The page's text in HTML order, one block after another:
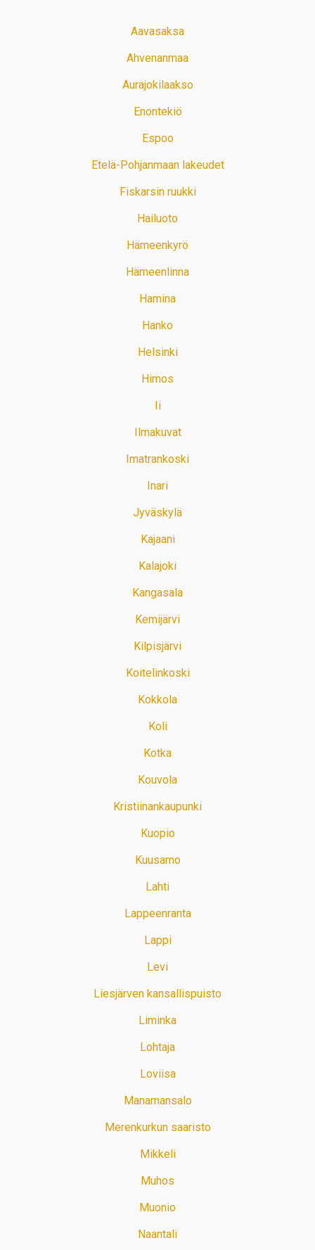
Aavasaksa
Ahvenanmaa
Aurajokilaakso
Enontekiö
Espoo
Etelä-Pohjanmaan lakeudet
Fiskarsin ruukki
Hailuoto
Hämeenkyrö
Hämeenlinna
Hamina
Hanko
Helsinki
Himos
Ii
Ilmakuvat
Imatrankoski
Inari
Jyväskylä
Kajaani
Kalajoki
Kangasala
Kemijärvi
Kilpisjärvi
Koitelinkoski
Kokkola
Koli
Kotka
Kouvola
Kristiinankaupunki
Kuopio
Kuusamo
Lahti
Lappeenranta
Lappi
Levi
Liesjärven kansallispuisto
Liminka
Lohtaja
Loviisa
Manamansalo
Merenkurkun saaristo
Mikkeli
Muhos
Muonio
Naantali